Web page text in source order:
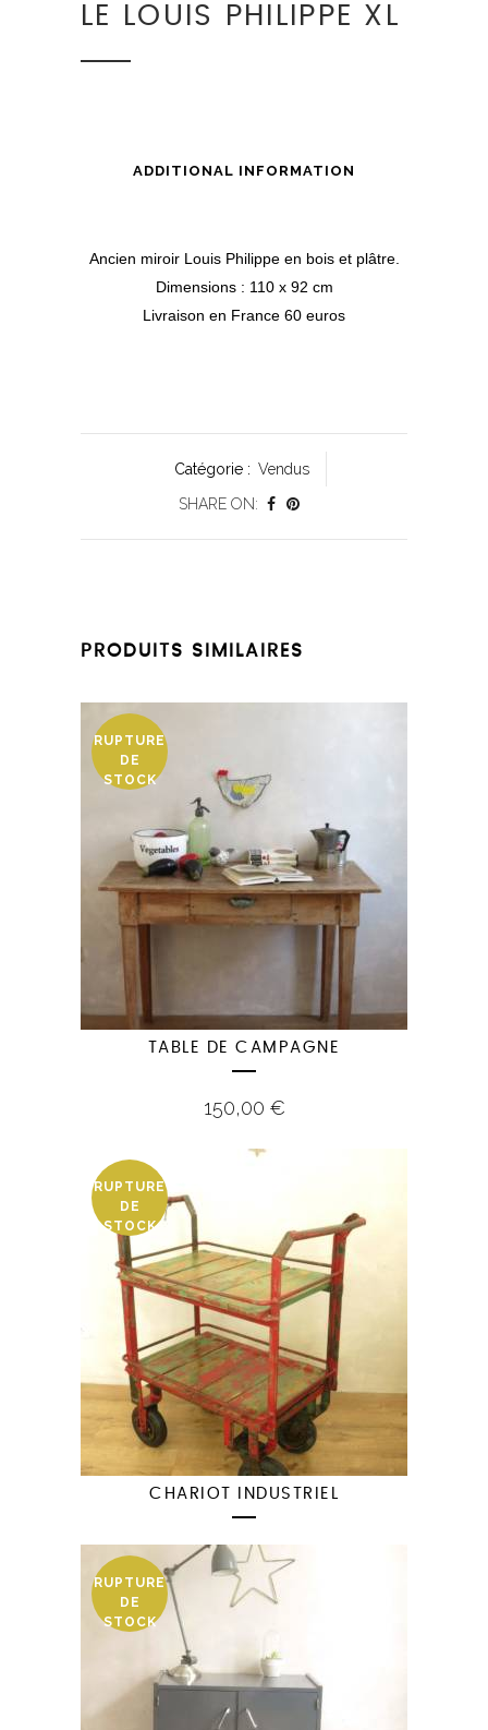
LE LOUIS PHILIPPE XL
ADDITIONAL INFORMATION
Ancien miroir Louis Philippe en bois et plâtre.
Dimensions : 110 x 92 cm
Livraison en France 60 euros
Catégorie : Vendus
SHARE ON:
PRODUITS SIMILAIRES
RUPTURE
DE
STOCK
TABLE DE CAMPAGNE
150,00 €
RUPTURE
DE
STOCK
CHARIOT INDUSTRIEL
RUPTURE
DE
STOCK